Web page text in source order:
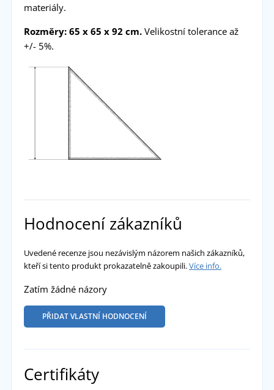
materiály.
Rozměry: 65 x 65 x 92 cm.Velikostní tolerance až
+/- 5%.
Hodnocení zákazníků
Uvedené recenze jsou nezávislým názorem našich zákazníků,
kteří si tento produkt prokazatelně zakoupili.Více info.
Zatím žádné názory
PŘIDAT VLASTNÍ HODNOCENÍ
Certifikáty